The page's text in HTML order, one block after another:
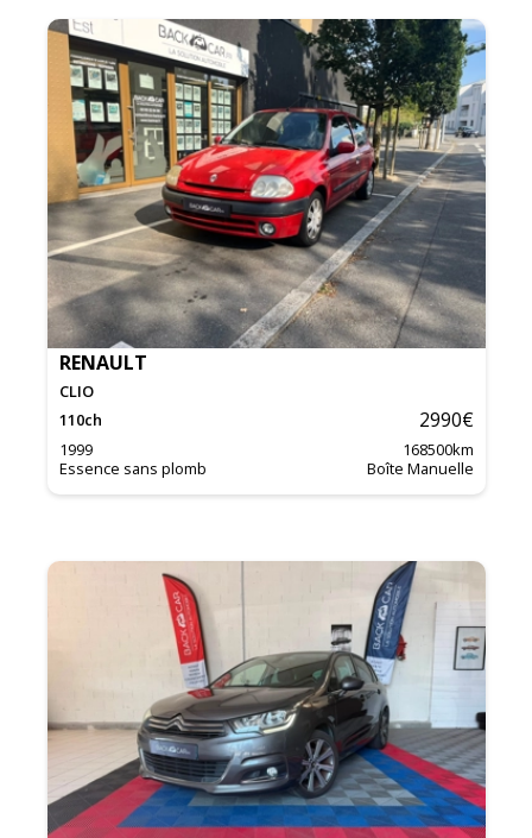
RENAULT
CLIO
110ch 2990€
1999 168500km
Essence sans plomb
Boîte Manuelle